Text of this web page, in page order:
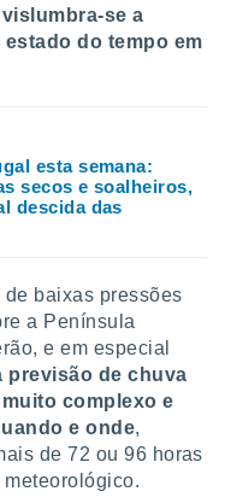
se a
do tempo em
esta semana:
secos e soalheiros,
descida das
baixas pressões
a Península
e em especial
previsão de chuva
complexo e
e onde,
de 72 ou 96 horas